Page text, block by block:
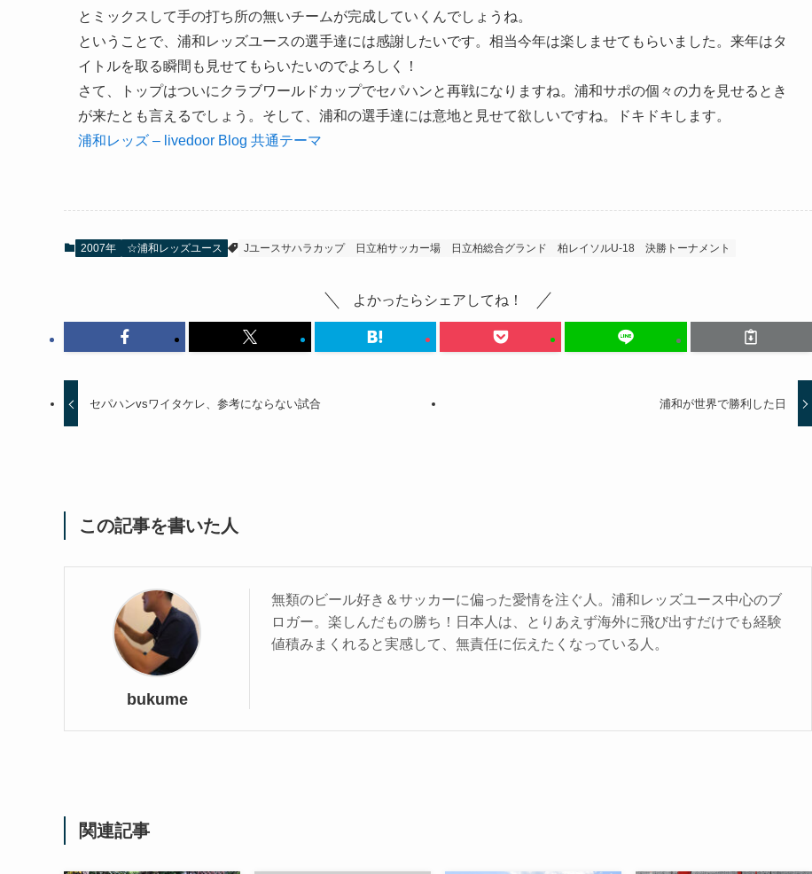
とミックスして手の打ち所の無いチームが完成していくんでしょうね。
ということで、浦和レッズユースの選手達には感謝したいです。相当今年は楽しませてもらいました。来年はタ
イトルを取る瞬間も見せてもらいたいのでよろしく！
さて、トップはついにクラブワールドカップでセパハンと再戦になりますね。浦和サポの個々の力を見せるとき
が来たとも言えるでしょう。そして、浦和の選手達には意地と見せて欲しいですね。ドキドキします。
浦和レッズ – livedoor Blog 共通テーマ
2007年 ☆浦和レッズユース Jユースサハラカップ 日立柏サッカー場 日立柏総合グランド 柏レイソルU-18 決勝トーナメント
よかったらシェアしてね！
セパハンvsワイタケレ、参考にならない試合 浦和が世界で勝利した日
この記事を書いた人
bukume
無類のビール好き＆サッカーに偏った愛情を注ぐ人。浦和レッズユース中心のブ
ロガー。楽しんだもの勝ち！日本人は、とりあえず海外に飛び出すだけでも経験
値積みまくれると実感して、無責任に伝えたくなっている人。
関連記事